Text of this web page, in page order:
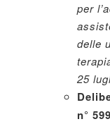
per
delle
25
n°